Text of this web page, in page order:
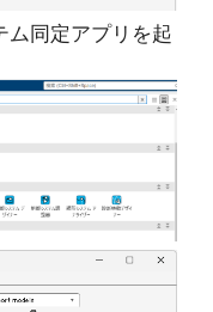
同定アプリを起